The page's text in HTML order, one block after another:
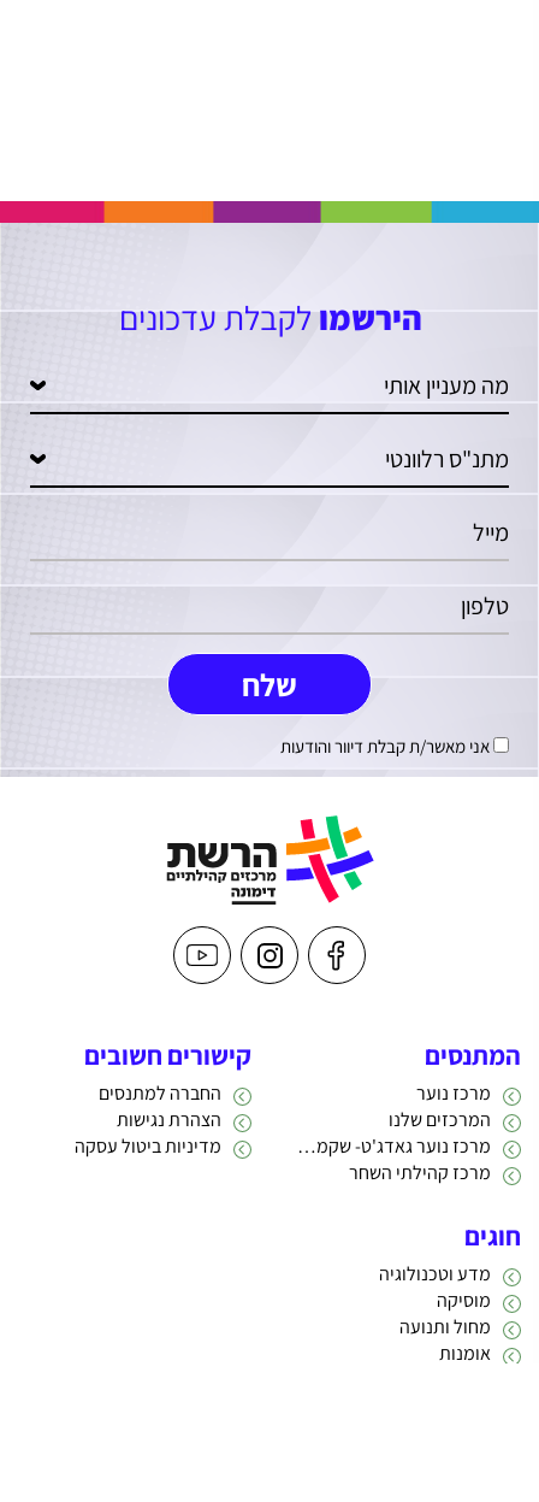
הירשמולקבלת עדכונים
אני מאשר/ת קבלת דיוור והודעות
המתנסים
מרכז נוער
המרכזים שלנו
מרכז נוער גאדג'ט- שקמה 22
מרכז קהילתי השחר
קישורים חשובים
החברה למתנסים
הצהרת נגישות
מדיניות ביטול עסקה
חוגים
מדע וטכנולוגיה
מוסיקה
מחול ותנועה
אומנות